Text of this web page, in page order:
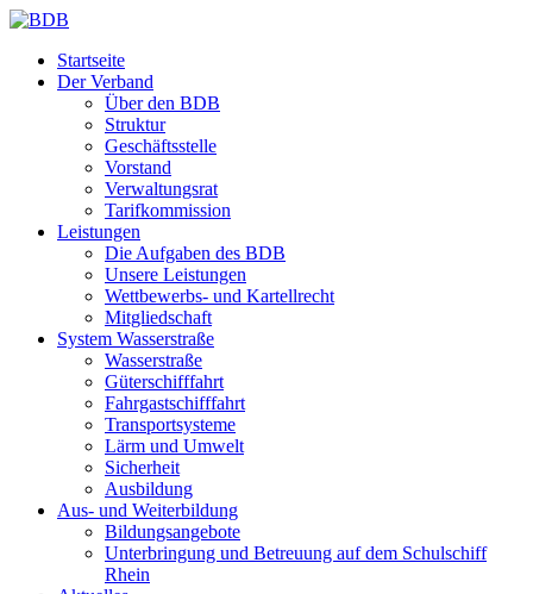
Startseite
Der Verband
Über den BDB
Struktur
Geschäftsstelle
Vorstand
Verwaltungsrat
Tarifkommission
Leistungen
Die Aufgaben des BDB
Unsere Leistungen
Wettbewerbs- und Kartellrecht
Mitgliedschaft
System Wasserstraße
Wasserstraße
Güterschifffahrt
Fahrgastschifffahrt
Transportsysteme
Lärm und Umwelt
Sicherheit
Ausbildung
Aus- und Weiterbildung
Bildungsangebote
Unterbringung und Betreuung auf dem Schulschiff
Rhein